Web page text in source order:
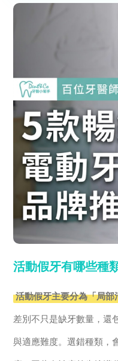
活動假牙有哪些種
活動假牙主要分為「局
差別不只是缺牙數量，還
與適應難度。選錯種類，